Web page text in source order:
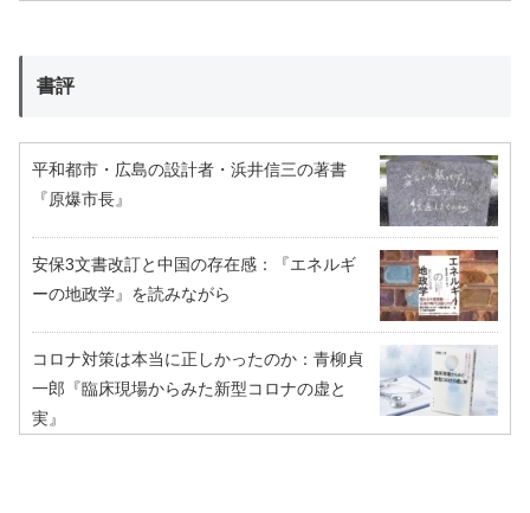
書評
平和都市・広島の設計者・浜井信三の著書
『原爆市長』
安保3文書改訂と中国の存在感：『エネルギ
ーの地政学』を読みながら
コロナ対策は本当に正しかったのか：青柳貞
一郎『臨床現場からみた新型コロナの虚と
実』